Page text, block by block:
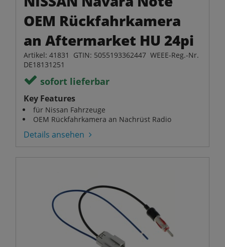
OEM Rückfahrkamera
an Aftermarket HU 24pi
Artikel: 41831 GTIN: 5055193362447 WEEE-Reg.-Nr.
DE18131251
sofort lieferbar
Key Features
für Nissan Fahrzeuge
OEM Rückfahrkamera an Nachrüst Radio
Details ansehen